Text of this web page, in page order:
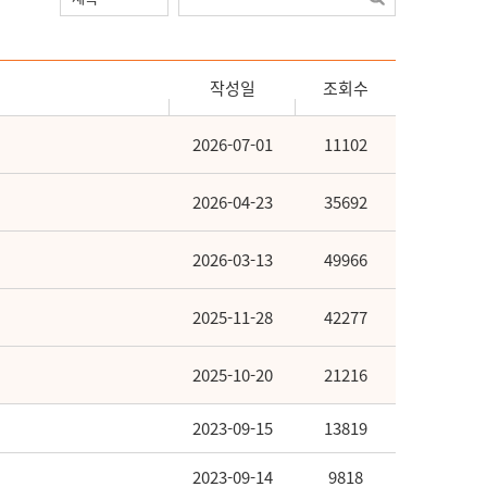
작성일 조회수
2026-07-01 11102
2026-04-23 35692
2026-03-13 49966
2025-11-28 42277
2025-10-20 21216
2023-09-15 13819
2023-09-14 9818